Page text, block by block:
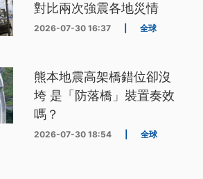
對比兩次強震各地災情
2026-07-30 16:37 全球
熊本地震高架橋錯位卻沒
垮 是「防落橋」裝置奏效
嗎？
2026-07-30 18:54 全球